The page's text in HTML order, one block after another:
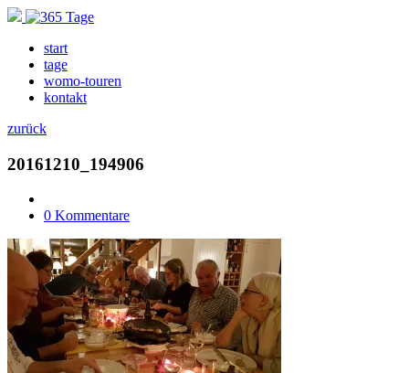
start
tage
womo-touren
kontakt
zurück
20161210_194906
0 Kommentare